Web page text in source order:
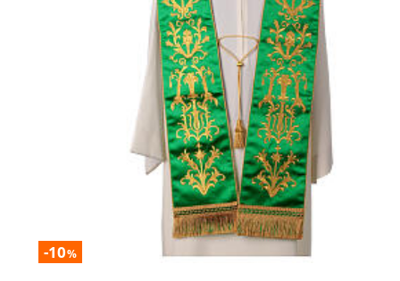
-10%